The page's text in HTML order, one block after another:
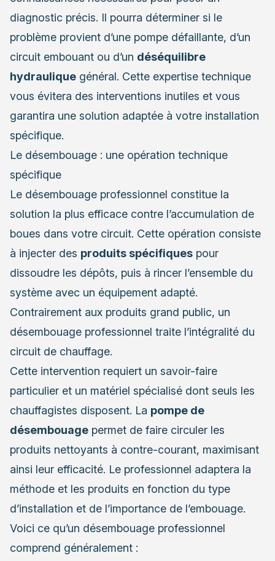
diagnostic précis. Il pourra déterminer si le
problème provient d’une pompe défaillante, d’un
circuit embouant ou d’un déséquilibre
hydraulique général. Cette expertise technique
vous évitera des interventions inutiles et vous
garantira une solution adaptée à votre installation
spécifique.
Le désembouage : une opération technique
spécifique
Le désembouage professionnel constitue la
solution la plus efficace contre l’accumulation de
boues dans votre circuit. Cette opération consiste
à injecter des produits spécifiques pour
dissoudre les dépôts, puis à rincer l’ensemble du
système avec un équipement adapté.
Contrairement aux produits grand public, un
désembouage professionnel traite l’intégralité du
circuit de chauffage.
Cette intervention requiert un savoir-faire
particulier et un matériel spécialisé dont seuls les
chauffagistes disposent. La pompe de
désembouage permet de faire circuler les
produits nettoyants à contre-courant, maximisant
ainsi leur efficacité. Le professionnel adaptera la
méthode et les produits en fonction du type
d’installation et de l’importance de l’embouage.
Voici ce qu’un désembouage professionnel
comprend généralement :